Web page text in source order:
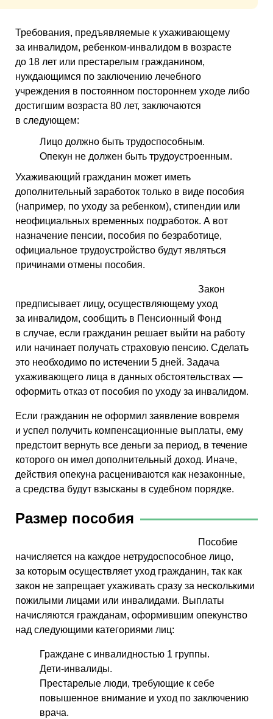
Требования, предъявляемые к ухаживающему
за инвалидом, ребенком-инвалидом в возрасте
до 18 лет или престарелым гражданином,
нуждающимся по заключению лечебного
учреждения в постоянном постороннем уходе либо
достигшим возраста 80 лет, заключаются
в следующем:
Лицо должно быть трудоспособным.
Опекун не должен быть трудоустроенным.
Ухаживающий гражданин может иметь
дополнительный заработок только в виде пособия
(например, по уходу за ребенком), стипендии или
неофициальных временных подработок. А вот
назначение пенсии, пособия по безработице,
официальное трудоустройство будут являться
причинами отмены пособия.
Закон
предписывает лицу, осуществляющему уход
за инвалидом, сообщить в Пенсионный Фонд
в случае, если гражданин решает выйти на работу
или начинает получать страховую пенсию. Сделать
это необходимо по истечении 5 дней. Задача
ухаживающего лица в данных обстоятельствах —
оформить отказ от пособия по уходу за инвалидом.
Если гражданин не оформил заявление вовремя
и успел получить компенсационные выплаты, ему
предстоит вернуть все деньги за период, в течение
которого он имел дополнительный доход. Иначе,
действия опекуна расцениваются как незаконные,
а средства будут взысканы в судебном порядке.
Размер пособия
Пособие
начисляется на каждое нетрудоспособное лицо,
за которым осуществляет уход гражданин, так как
закон не запрещает ухаживать сразу за несколькими
пожилыми лицами или инвалидами. Выплаты
начисляются гражданам, оформившим опекунство
над следующими категориями лиц:
Граждане с инвалидностью 1 группы.
Дети-инвалиды.
Престарелые люди, требующие к себе
повышенное внимание и уход по заключению
врача.